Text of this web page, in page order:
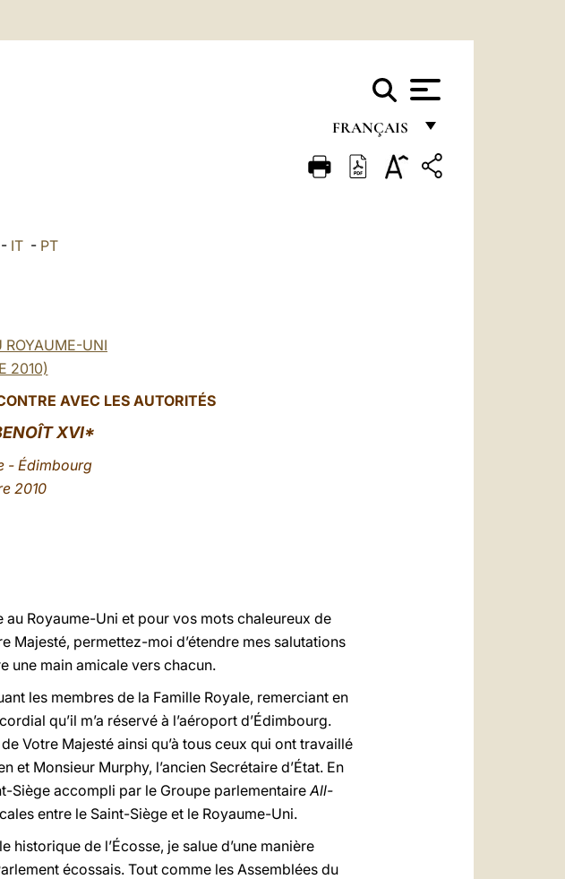
FRANÇAIS
FRANÇAIS
- IT - PT
ROYAUME-UNI
2010)
AVEC LES AUTORITÉS
XVI*
- Édimbourg
2010
Royaume-Uni et pour vos mots chaleureux de
Majesté, permettez-moi d’étendre mes salutations
une main amicale vers chacun.
les membres de la Famille Royale, remerciant en
qu’il m’a réservé à l’aéroport d’Édimbourg.
Votre Majesté ainsi qu’à tous ceux qui ont travaillé
Monsieur Murphy, l’ancien Secrétaire d’État. En
Siège accompli par le Groupe parlementaireAll-
entre le Saint-Siège et le Royaume-Uni.
de l’Écosse, je salue d’une manière
écossais. Tout comme les Assemblées du